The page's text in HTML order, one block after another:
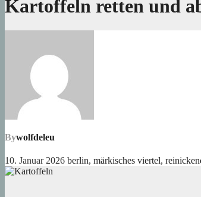
Kartoffeln retten und
Bywolfdeleu
10. Januar 2026 berlin, märkisches viertel,